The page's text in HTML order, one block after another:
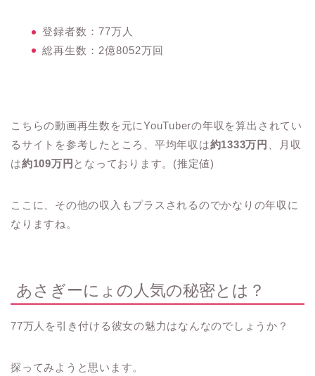
登録者数：77万人
総再生数：2億8052万回
こちらの動画再生数を元にYouTuberの年収を算出されてい
るサイトを参考したところ、平均年収は約1333万円
、月収
は約109万円 となっております。(推定値)
ここに、その他の収入もプラスされるのでかなりの年収に
なりますね。
あさぎーにょの人気の秘密とは？
77万人を引き付ける彼女の魅力はなんなのでしょうか？
探ってみようと思います。